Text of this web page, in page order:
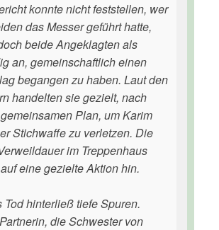
konnte nicht feststellen, wer
das Messer geführt hatte,
beide Angeklagten als
an, gemeinschaftlich einen
begangen zu haben. Laut den
handelten sie gezielt, nach
Plan, um Karim
Stichwaffe zu verletzen. Die
im Treppenhaus
eine gezielte Aktion hin.
Tod hinterließ tiefe Spuren.
die Schwester von